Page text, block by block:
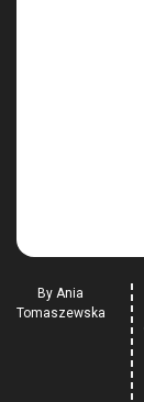
By Ania
Tomaszewska